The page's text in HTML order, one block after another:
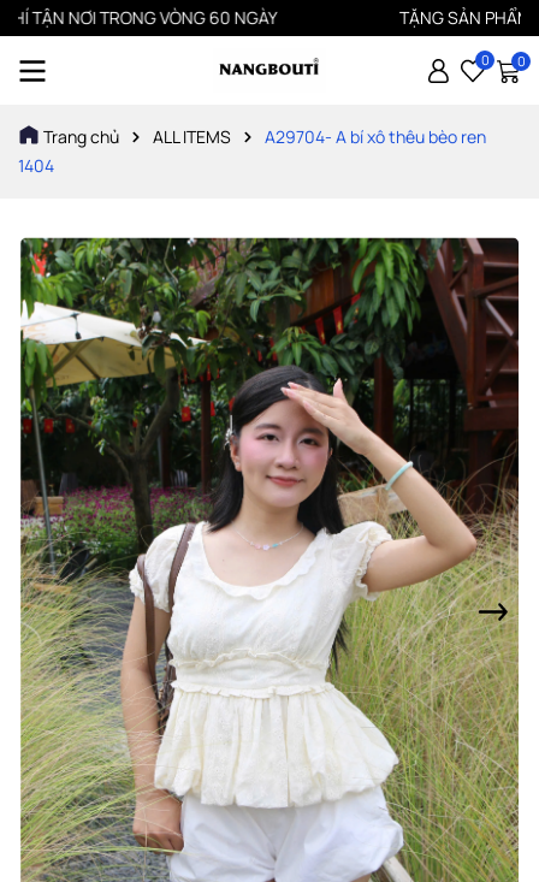
NƠI TRONG VÒNG 60 NGÀY TẶNG SẢN PHẨM MỚI
0 0
Trang chủ ALL ITEMS
A29704- A bí xô thêu bèo ren
1404